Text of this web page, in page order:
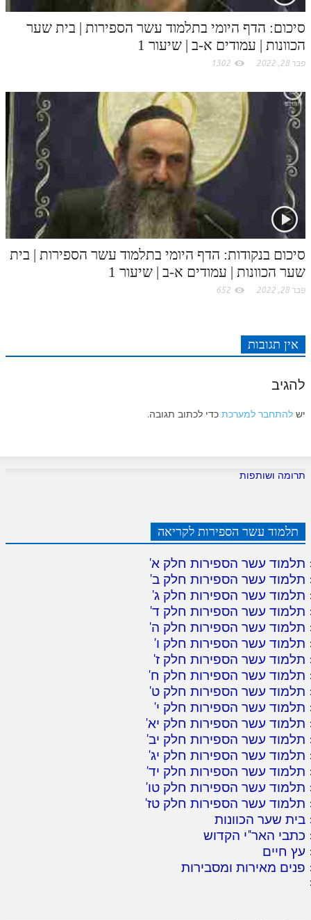
סיכום: הדף היומי בתלמוד עשר הספירות | בית שער
הכוונות | עמודים א-ב | שיעור 1
פבר 28, 2022 1302
סיכום בנקודות: הדף היומי בתלמוד עשר הספירות | בית
שער הכוונות | עמודים א-ב | שיעור 1
פבר 28, 2022 652
אין תגובות
להגיב
יש להתחבר למערכת כדי לכתוב תגובה.
תרומה ושותפות
תלמוד עשר הספירות לקריאה
תלמוד עשר הספירות חלק א'
תלמוד עשר הספירות חלק ב'
תלמוד עשר הספירות חלק ג'
תלמוד עשר הספירות חלק ד'
תלמוד עשר הספירות חלק ה'
תלמוד עשר הספירות חלק ו'
תלמוד עשר הספירות חלק ז'
תלמוד עשר הספירות חלק ח'
תלמוד עשר הספירות חלק ט'
תלמוד עשר הספירות חלק י'
תלמוד עשר הספירות חלק יא'
תלמוד עשר הספירות חלק יב'
תלמוד עשר הספירות חלק יג'
תלמוד עשר הספירות חלק יד'
תלמוד עשר הספירות חלק טו'
תלמוד עשר הספירות חלק טז'
בית שער הכוונות
כתבי האר"י הקדוש
עץ חיים
פנים מאירות ומסבירות